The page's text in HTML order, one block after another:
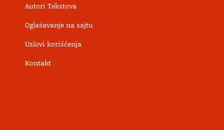
Autori Tekstova
Oglašavanje na sajtu
Uslovi korišćenja
Kontakt